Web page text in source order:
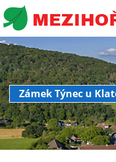
Obecní úřad
O obci Mezihoří
Historie Památky
Spolky sdružení
Zámek Týnec u